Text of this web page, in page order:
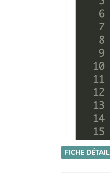
FICHE DÉTAIL